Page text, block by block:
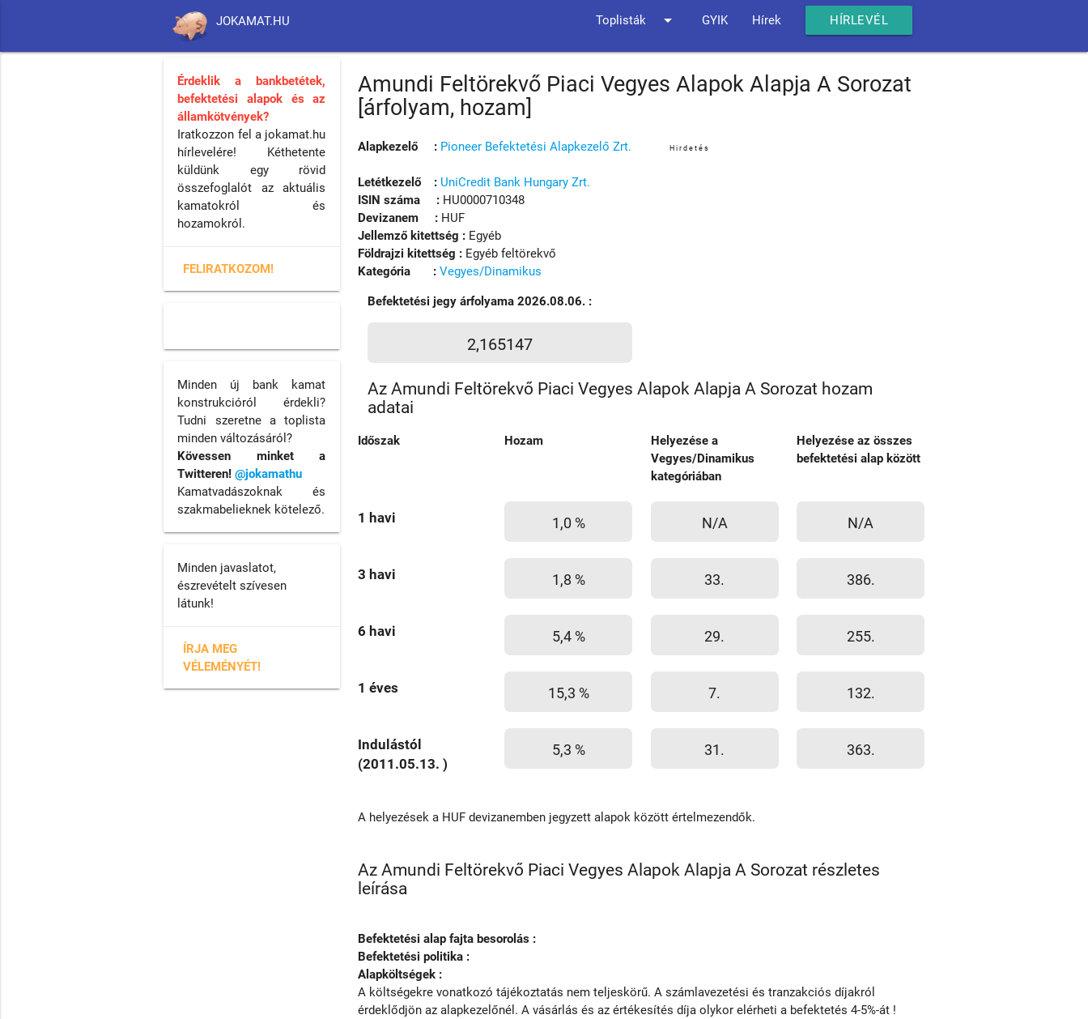
JOKAMAT.HU Toplisták arrow_drop_down GYIK Hírek HÍRLEVÉL
Amundi Feltörekvő Piaci Vegyes Alapok Alapja A Sorozat
[árfolyam, hozam]
Hirdetés
Alapkezelő : Pioneer Befektetési Alapkezelő Zrt.
Letétkezelő : UniCredit Bank Hungary Zrt.
ISIN száma : HU0000710348
Devizanem : HUF
Jellemző kitettség : Egyéb
Földrajzi kitettség : Egyéb feltörekvő
Kategória : Vegyes/Dinamikus
Befektetési jegy árfolyama 2026.08.06. :
2,165147
Az Amundi Feltörekvő Piaci Vegyes Alapok Alapja A Sorozat hozam
adatai
Időszak Hozam
Helyezése a
Vegyes/Dinamikus
kategóriában
Helyezése az összes
befektetési alap között
1 havi 1,0 % N/A N/A
3 havi 1,8 % 33. 386.
6 havi 5,4 % 29. 255.
1 éves 15,3 % 7. 132.
Indulástól
(2011.05.13. )
5,3 % 31. 363.
A helyezések a HUF devizanemben jegyzett alapok között értelmezendők.
Az Amundi Feltörekvő Piaci Vegyes Alapok Alapja A Sorozat részletes
leírása
Befektetési alap fajta besorolás :
Befektetési politika :
Alapköltségek :
A költségekre vonatkozó tájékoztatás nem teljeskörű. A számlavezetési és tranzakciós díjakról
érdeklődjön az alapkezelőnél. A vásárlás és az értékesítés díja olykor elérheti a befektetés 4-5%-át !
Érdeklik a bankbetétek,
befektetési alapok és az
államkötvények?
Iratkozzon fel a jokamat.hu
hírlevelére! Kéthetente
küldünk egy rövid
összefoglalót az aktuális
kamatokról és
hozamokról.
FELIRATKOZOM!
Minden új bank kamat
konstrukcióról érdekli?
Tudni szeretne a toplista
minden változásáról?
Kövessen minket a
Twitteren!@jokamathu
Kamatvadászoknak és
szakmabelieknek kötelező.
Minden javaslatot,
észrevételt szívesen
látunk!
ÍRJA MEG
VÉLEMÉNYÉT!